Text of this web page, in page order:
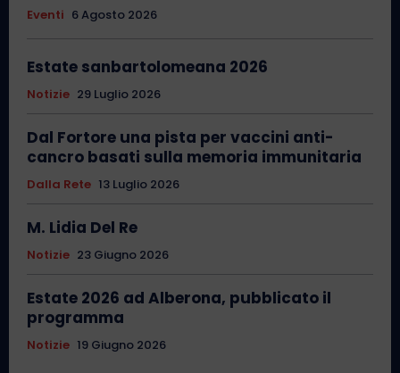
Eventi 6 Agosto 2026
Estate sanbartolomeana 2026
Notizie 29 Luglio 2026
Dal Fortore una pista per vaccini anti-
cancro basati sulla memoria immunitaria
Dalla Rete 13 Luglio 2026
M. Lidia Del Re
Notizie 23 Giugno 2026
Estate 2026 ad Alberona, pubblicato il
programma
Notizie 19 Giugno 2026